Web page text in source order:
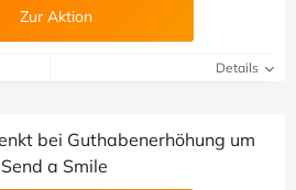
Zur Aktion
Details
bei Guthabenerhöhung um
a Smile